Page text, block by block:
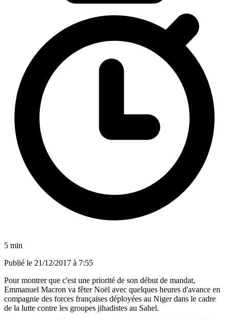
5 min
Publié le 21/12/2017 à 7:55
Pour montrer que c'est une priorité de son début de mandat,
Emmanuel Macron va fêter Noël avec quelques heures d'avance en
compagnie des forces françaises déployées au Niger dans le cadre
de la lutte contre les groupes jihadistes au Sahel.